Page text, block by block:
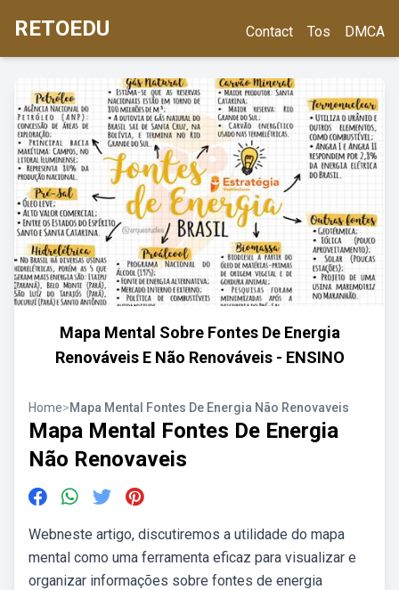
RETOEDU Contact Tos DMCA
Mapa Mental Sobre Fontes De Energia
Renováveis E Não Renováveis - ENSINO
Home>Mapa Mental Fontes De Energia Não Renovaveis
Mapa Mental Fontes De Energia
Não Renovaveis
Webneste artigo, discutiremos a utilidade do mapa
mental como uma ferramenta eficaz para visualizar e
organizar informações sobre fontes de energia